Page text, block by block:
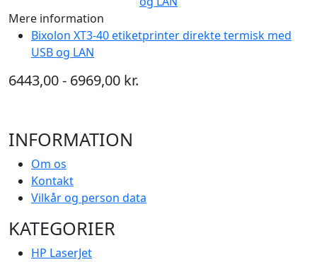
Mere information
Bixolon XT3-40 etiketprinter direkte termisk med
USB og LAN
6443,00 - 6969,00 kr.
INFORMATION
Om os
Kontakt
Vilkår og person data
KATEGORIER
HP LaserJet